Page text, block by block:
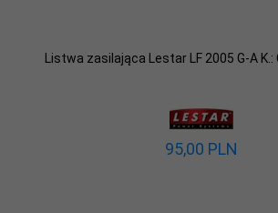
Listwa zasilająca Lestar LF 2005 G-A
95,00 PLN